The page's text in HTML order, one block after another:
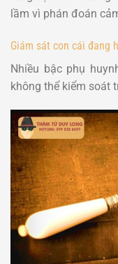
lầm vì phán đoán
Giám sát con cái đang
Nhiều bậc phụ
không thể kiểm soát